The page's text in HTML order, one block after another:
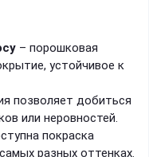
– порошковая
устойчивое к
позволяет добиться
или неровностей.
покраска
разных оттенках.